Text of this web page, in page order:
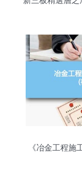
《冶金工程施